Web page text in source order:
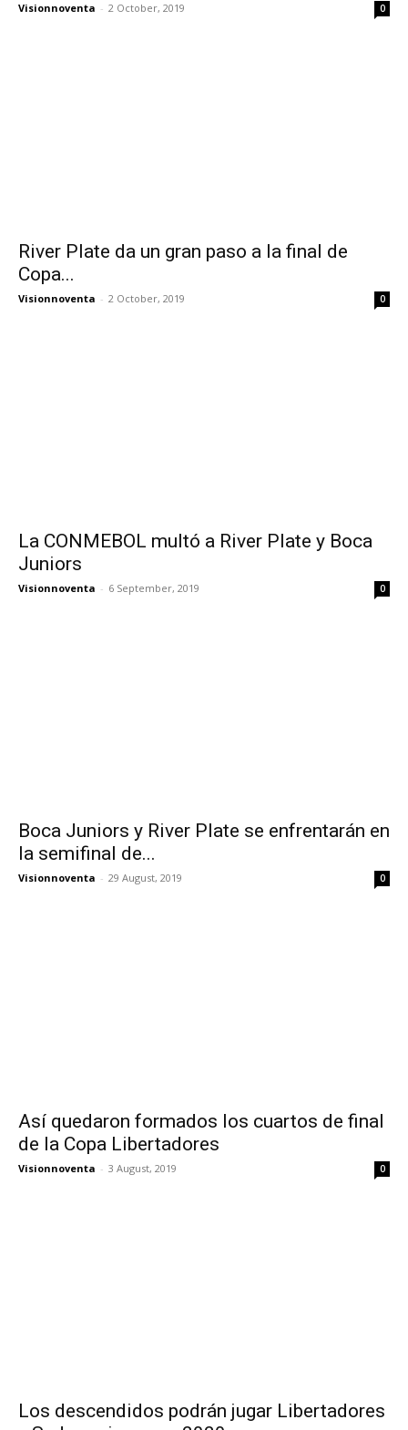
Visionnoventa - 2 October, 2019 0
River Plate da un gran paso a la final de
Copa...
Visionnoventa - 2 October, 2019 0
La CONMEBOL multó a River Plate y Boca
Juniors
Visionnoventa - 6 September, 2019 0
Boca Juniors y River Plate se enfrentarán en
la semifinal de...
Visionnoventa - 29 August, 2019 0
Así quedaron formados los cuartos de final
de la Copa Libertadores
Visionnoventa - 3 August, 2019 0
Los descendidos podrán jugar Libertadores